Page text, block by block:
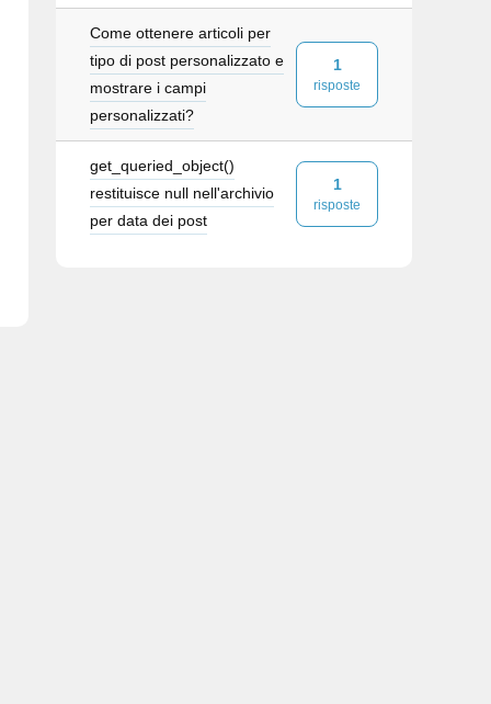
Come ottenere articoli per
tipo di post personalizzato e
mostrare i campi
personalizzati?
1
risposte
get_queried_object()
restituisce null nell'archivio
per data dei post
1
risposte